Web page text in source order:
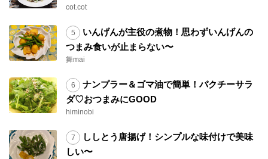
cot.cot
いんげんが主役の煮物！思わずいんげんの
つまみ食いが止まらない〜
舞mai
ナンプラー＆ゴマ油で簡単！パクチーサラ
ダ♡おつまみにGOOD
himinobi
ししとう唐揚げ！シンプルな味付けで美味
しい〜